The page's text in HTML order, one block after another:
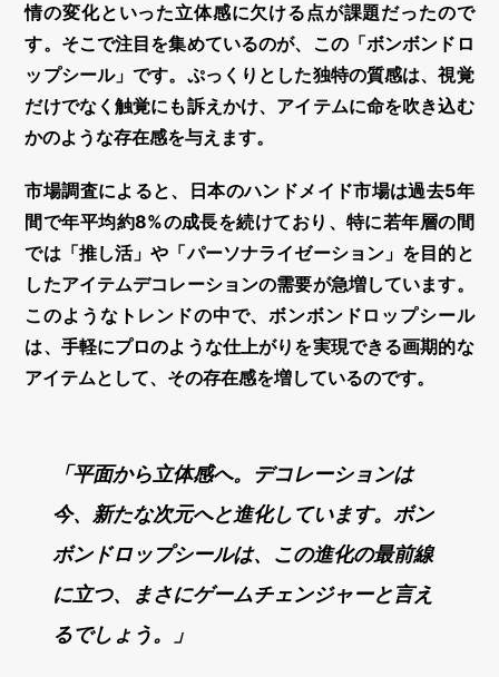
情の変化といった立体感に欠ける点が課題だったので
す。そこで注目を集めているのが、この「ボンボンドロ
ップシール」です。ぷっくりとした独特の質感は、視覚
だけでなく触覚にも訴えかけ、アイテムに命を吹き込む
かのような存在感を与えます。
市場調査によると、日本のハンドメイド市場は過去5年
間で年平均約8%の成長を続けており、特に若年層の間
では「推し活」や「パーソナライゼーション」を目的と
したアイテムデコレーションの需要が急増しています。
このようなトレンドの中で、ボンボンドロップシール
は、手軽にプロのような仕上がりを実現できる画期的な
アイテムとして、その存在感を増しているのです。
「平面から立体感へ。デコレーションは
今、新たな次元へと進化しています。ボン
ボンドロップシールは、この進化の最前線
に立つ、まさにゲームチェンジャーと言え
るでしょう。」